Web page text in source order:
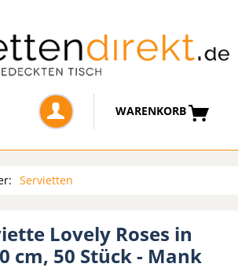
WARENKORB
Servietten
Lovely Roses in
cm, 50 Stück - Mank